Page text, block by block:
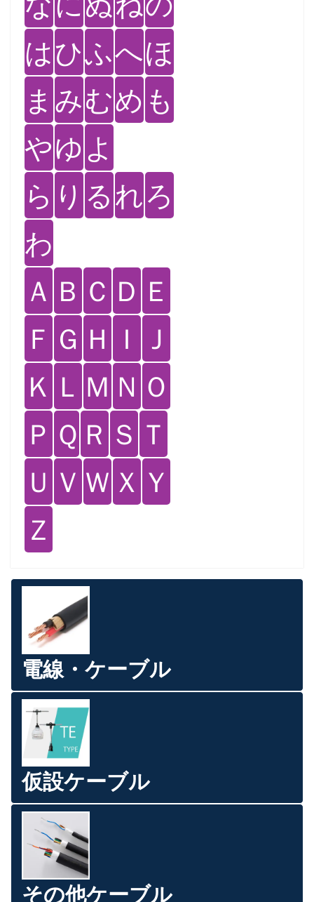
はひふへほ
ま みむめ も
やゆ よ
ら り るれろ
わ
Ａ Ｂ Ｃ Ｄ Ｅ
Ｆ Ｇ Ｈ Ｉ Ｊ
Ｋ Ｌ Ｍ Ｎ Ｏ
Ｐ Ｑ Ｒ Ｓ Ｔ
Ｕ Ｖ Ｗ Ｘ Ｙ
Ｚ
電線・ケーブル
仮設ケーブル
その他ケーブル